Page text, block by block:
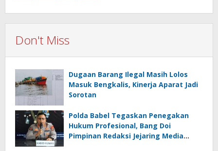
Don't Miss
Dugaan Barang Ilegal Masih Lolos
Masuk Bengkalis, Kinerja Aparat Jadi
Sorotan
Polda Babel Tegaskan Penegakan
Hukum Profesional, Bang Doi
Pimpinan Redaksi Jejaring Media